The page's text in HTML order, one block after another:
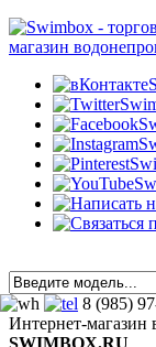
магазин
8 (985)
Интернет-магазин
SWIMBOX.RU